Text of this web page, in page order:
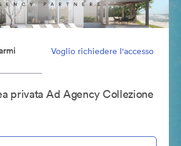
Voglio richiedere l'accesso
privata Ad Agency Collezione